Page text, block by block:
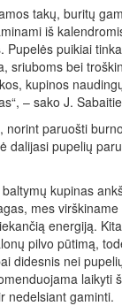
takų, buritų
iš
Pupelės puikiai
sriuboms bei
kupinos
– sako J.
paruošti
dalijasi pupelių
kupinas
mes
energiją.
pilvo pūtimą,
didesnis nei
laikyti
nedelsiant gaminti.